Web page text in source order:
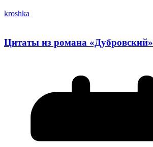
kroshka
Цитаты из романа «Дубровский»